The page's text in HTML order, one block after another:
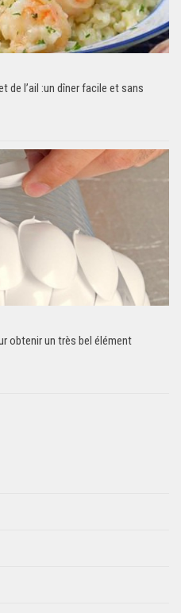
de l’ail :un dîner facile et sans
obtenir un très bel élément